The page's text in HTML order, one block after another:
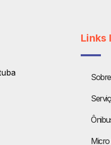
Links
Sobre
Micro